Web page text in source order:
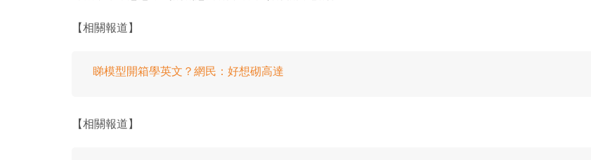
【相關報道】
睇模型開箱學英文？網民：好想砌高達
【相關報道】